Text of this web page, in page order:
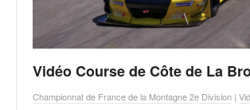
Vidéo Course de Côte de La
Championnat de France de la Montagne 2e Division |